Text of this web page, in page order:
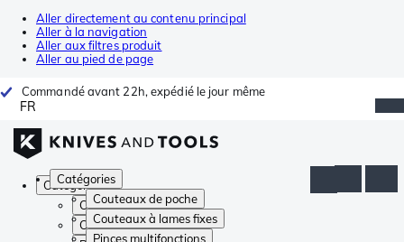
Aller directement au contenu principal
Aller à la navigation
Aller aux filtres produit
Aller au pied de page
Commandé avant 22h, expédié le jour même
FR
Catégories
Couteaux de poche
Couteaux à lames fixes
Pinces multifonctions
Catégories
Couteaux de poche
Couteaux à lames fixes